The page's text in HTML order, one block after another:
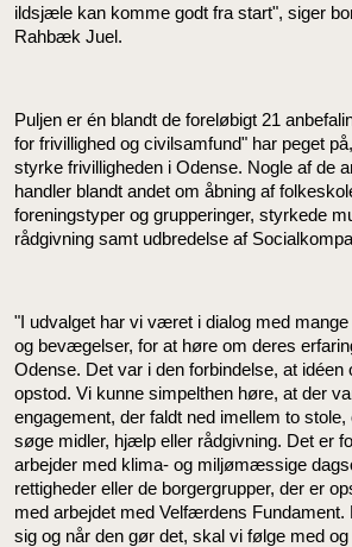
ildsjæle kan komme godt fra start", siger
Rahbæk Juel.
Puljen er én blandt de foreløbigt 21
for frivillighed og civilsamfund" har peget
styrke frivilligheden i Odense. Nogle af de
handler blandt andet om åbning af
foreningstyper og grupperinger, styrkede
rådgivning samt udbredelse af
"I udvalget har vi været i dialog med
og bevægelser, for at høre om deres
Odense. Det var i den forbindelse, at idéen
opstod. Vi kunne simpelthen høre, at der
engagement, der faldt ned imellem to
søge midler, hjælp eller rådgivning. Det er
arbejder med klima- og miljømæssige
rettigheder eller de borgergrupper, der er
med arbejdet med Velfærdens
sig og når den gør det, skal vi følge med